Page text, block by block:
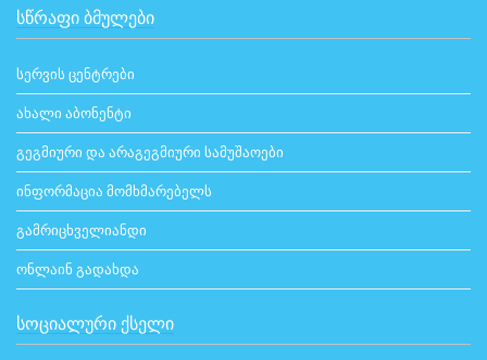
ᲡᲬᲠᲐᲤᲘ ᲑᲛᲣᲚᲔᲑᲘ
სერვის ცენტრები
ახალი აბონენტი
გეგმიური და არაგეგმიური სამუშაოები
ინფორმაცია მომხმარებელს
გამრიცხველიანდი
ონლაინ გადახდა
ᲡᲝᲪᲘᲐᲚᲣᲠᲘ ᲥᲡᲔᲚᲘ